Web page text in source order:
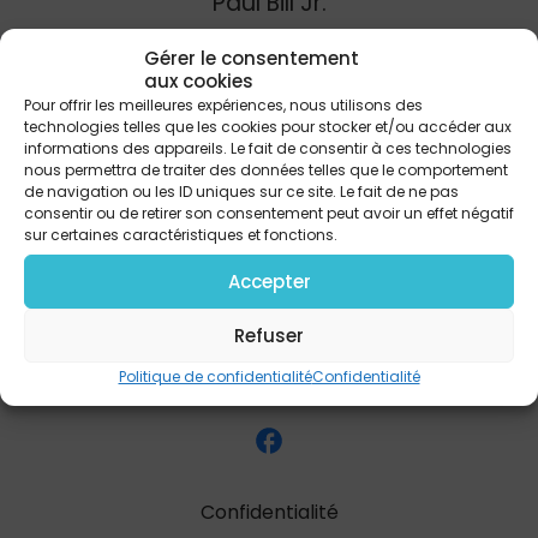
Gérer le consentement
aux cookies
Pour offrir les meilleures expériences, nous utilisons des
technologies telles que les cookies pour stocker et/ou accéder aux
informations des appareils. Le fait de consentir à ces technologies
nous permettra de traiter des données telles que le comportement
de navigation ou les ID uniques sur ce site. Le fait de ne pas
consentir ou de retirer son consentement peut avoir un effet négatif
sur certaines caractéristiques et fonctions.
Accepter
Refuser
Politique de confidentialitéConfidentialité
PARTAGER
Confidentialité